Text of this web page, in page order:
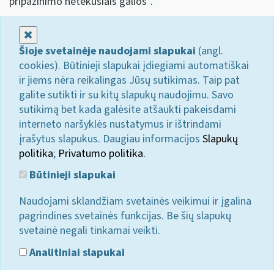
Šioje svetainėje naudojami slapukai (angl.
cookies). Būtinieji slapukai įdiegiami automatiškai
ir jiems nėra reikalingas Jūsų sutikimas. Taip pat
galite sutikti ir su kitų slapukų naudojimu. Savo
sutikimą bet kada galėsite atšaukti pakeisdami
interneto naršyklės nustatymus ir ištrindami
įrašytus slapukus. Daugiau informacijos Slapukų
politika; Privatumo politika.
Būtinieji slapukai
Naudojami sklandžiam svetainės veikimui ir įgalina
pagrindines svetainės funkcijas. Be šių slapukų
svetainė negali tinkamai veikti.
Analitiniai slapukai